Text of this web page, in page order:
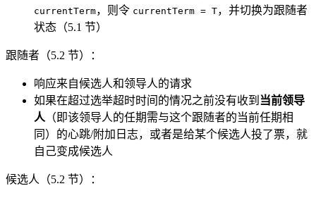
currentTerm，则令 currentTerm = T，并切换为跟随者
状态（5.1 节）
跟随者（5.2 节）：
响应来自候选人和领导人的请求
如果在超过选举超时时间的情况之前没有收到 当前领导
人 （即该领导人的任期需与这个跟随者的当前任期相
同）的心跳/附加日志，或者是给某个候选人投了票，就
自己变成候选人
候选人（5.2 节）：